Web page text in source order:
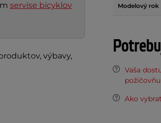
servise bicyklov
výbavy,
Modelový rok
Vaša
požičovňu
Ako